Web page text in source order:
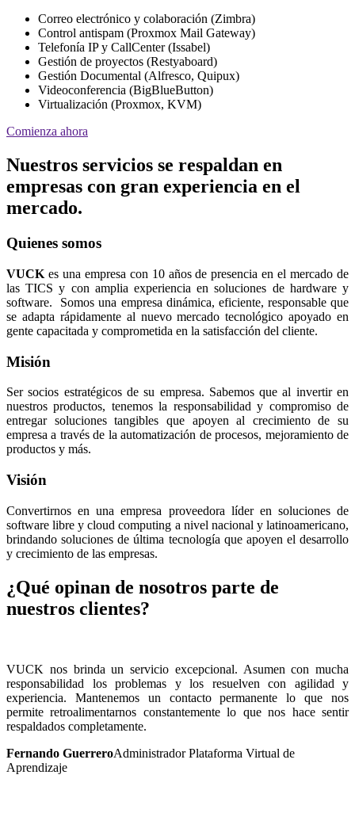
Correo electrónico y colaboración (Zimbra)
Control antispam (Proxmox Mail Gateway)
Telefonía IP y CallCenter (Issabel)
Gestión de proyectos (Restyaboard)
Gestión Documental (Alfresco, Quipux)
Videoconferencia (BigBlueButton)
Virtualización (Proxmox, KVM)
Comienza ahora
Nuestros servicios se respaldan en
empresas con gran experiencia en el
mercado.
Quienes somos
VUCK es una empresa con 10 años de presencia en el mercado de
las TICS y con amplia experiencia en soluciones de hardware y
software. Somos una empresa dinámica, eficiente, responsable que
se adapta rápidamente al nuevo mercado tecnológico apoyado en
gente capacitada y comprometida en la satisfacción del cliente.
Misión
Ser socios estratégicos de su empresa. Sabemos que al invertir en
nuestros productos, tenemos la responsabilidad y compromiso de
entregar soluciones tangibles que apoyen al crecimiento de su
empresa a través de la automatización de procesos, mejoramiento de
productos y más.
Visión
Convertirnos en una empresa proveedora líder en soluciones de
software libre y cloud computing a nivel nacional y latinoamericano,
brindando soluciones de última tecnología que apoyen el desarrollo
y crecimiento de las empresas.
¿Qué opinan de nosotros parte de
nuestros clientes?
VUCK nos brinda un servicio excepcional. Asumen con mucha
responsabilidad los problemas y los resuelven con agilidad y
experiencia. Mantenemos un contacto permanente lo que nos
permite retroalimentarnos constantemente lo que nos hace sentir
respaldados completamente.
Fernando GuerreroAdministrador Plataforma Virtual de
Aprendizaje